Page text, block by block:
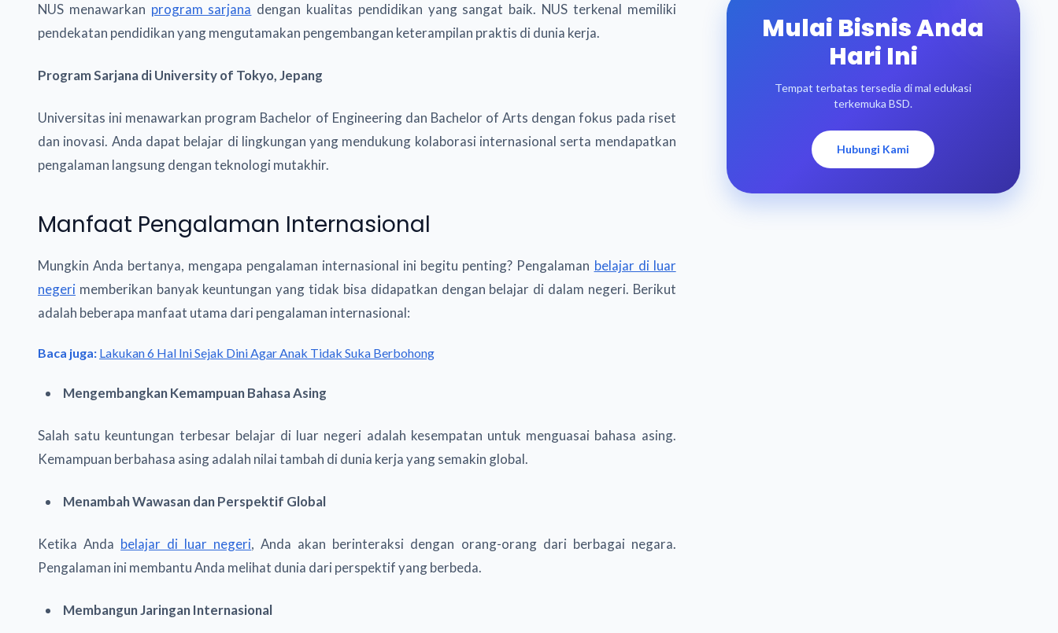
NUS menawarkan program sarjana dengan kualitas pendidikan yang sangat baik. NUS terkenal memiliki
pendekatan pendidikan yang mengutamakan pengembangan keterampilan praktis di dunia kerja.
Program Sarjana di University of Tokyo, Jepang
Universitas ini menawarkan program Bachelor of Engineering dan Bachelor of Arts dengan fokus pada riset
dan inovasi. Anda dapat belajar di lingkungan yang mendukung kolaborasi internasional serta mendapatkan
pengalaman langsung dengan teknologi mutakhir.
Manfaat Pengalaman Internasional
Mungkin Anda bertanya, mengapa pengalaman internasional ini begitu penting? Pengalaman belajar di luar
negeri memberikan banyak keuntungan yang tidak bisa didapatkan dengan belajar di dalam negeri. Berikut
adalah beberapa manfaat utama dari pengalaman internasional:
Baca juga: Lakukan 6 Hal Ini Sejak Dini Agar Anak Tidak Suka Berbohong
Mengembangkan Kemampuan Bahasa Asing
Salah satu keuntungan terbesar belajar di luar negeri adalah kesempatan untuk menguasai bahasa asing.
Kemampuan berbahasa asing adalah nilai tambah di dunia kerja yang semakin global.
Menambah Wawasan dan Perspektif Global
Ketika Anda belajar di luar negeri, Anda akan berinteraksi dengan orang-orang dari berbagai negara.
Pengalaman ini membantu Anda melihat dunia dari perspektif yang berbeda.
Membangun Jaringan Internasional
Mulai Bisnis Anda
Hari Ini
Tempat terbatas tersedia di mal edukasi
terkemuka BSD.
Hubungi Kami